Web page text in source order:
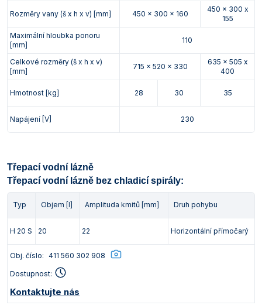
Rozměry vany (š x h x v) [mm] 450 x 300 x 160
450 x 300 x
155
Maximální hloubka ponoru
[mm]
110
Celkové rozměry (š x h x v)
[mm]
715 x 520 x 330
635 x 505 x
400
Hmotnost [kg] 28 30 35
Napájení [V] 230
Třepací vodní lázně
Třepací vodní lázně bez chladicí spirály:
Typ Objem [l] Amplituda kmitů [mm] Druh pohybu
H 20 S 20 22 Horizontální přímočarý
Obj. číslo: 411 560 302 908
Dostupnost:
Kontaktujte nás